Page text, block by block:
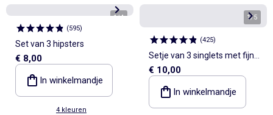
1/4
(595)
Set van 3 hipsters
€ 8,00
In winkelmandje
4 kleuren
1/5
(425)
Setje van 3 singlets met fijn
ajourmotiefje
€ 10,00
In winkelmandje